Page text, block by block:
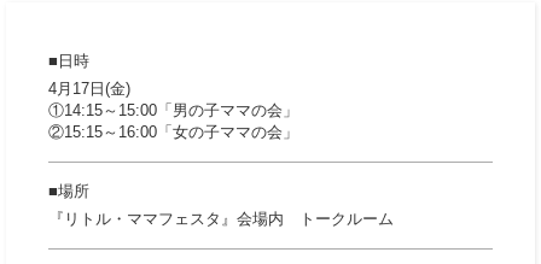
日時
4月17日(金)
①14:15～15:00「男の子ママの会」
②15:15～16:00「女の子ママの会」
場所
『リトル・ママフェスタ』会場内 トークルーム